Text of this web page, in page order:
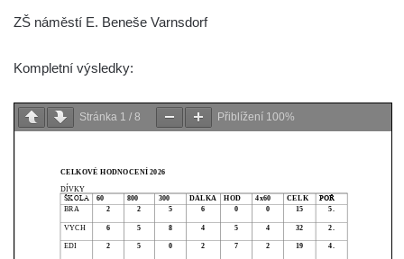
ZŠ náměstí E. Beneše Varnsdorf
Kompletní výsledky:
Stránka 1 / 8 Přiblížení 100%